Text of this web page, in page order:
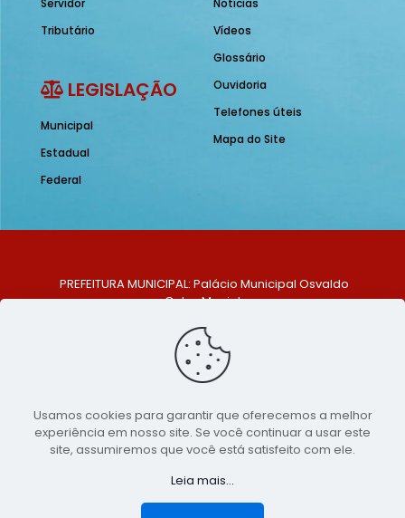
Servidor
Tributário
LEGISLAÇÃO
Municipal
Estadual
Federal
Notícias
Vídeos
Glossário
Ouvidoria
Telefones úteis
Mapa do Site
PREFEITURA MUNICIPAL: Palácio Municipal Osvaldo
Celso Maciel
Centro, São Bento do Una - PE. CEP: 553370-128
TELEFONE: (81) 99548-1569
E-MAIL: ouvidoria@saobentodouna.pe.gov.br
Copyright 2021-2026 - Assessoria de Comunicação da
Prefeitura de São Bento do Una - PE
publicidadeLumusWeb - Agência Digital
Usamos cookies para garantir que oferecemos a melhor
experiência em nosso site. Se você continuar a usar este
site, assumiremos que você está satisfeito com ele.
Leia mais...